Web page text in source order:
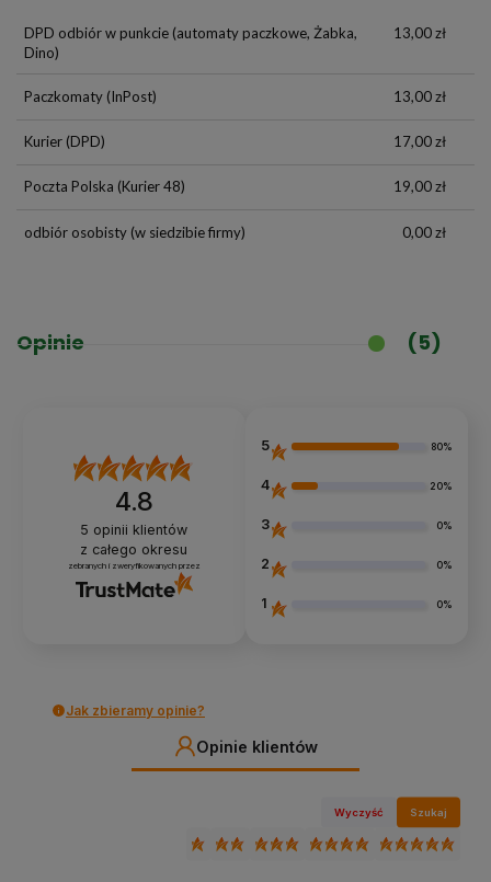
DPD odbiór w punkcie(automaty paczkowe, Żabka,
Dino)
13,00 zł
Paczkomaty(InPost) 13,00 zł
Kurier(DPD) 17,00 zł
Poczta Polska (Kurier 48) 19,00 zł
odbiór osobisty(w siedzibie firmy) 0,00 zł
Opinie (5)
4.8
5 opinii klientów
z całego okresu
zebranych i zweryfikowanych przez
5 80%
4 20%
3 0%
2 0%
1 0%
Jak zbieramy opinie?
Opinie klientów
Wyczyść Szukaj